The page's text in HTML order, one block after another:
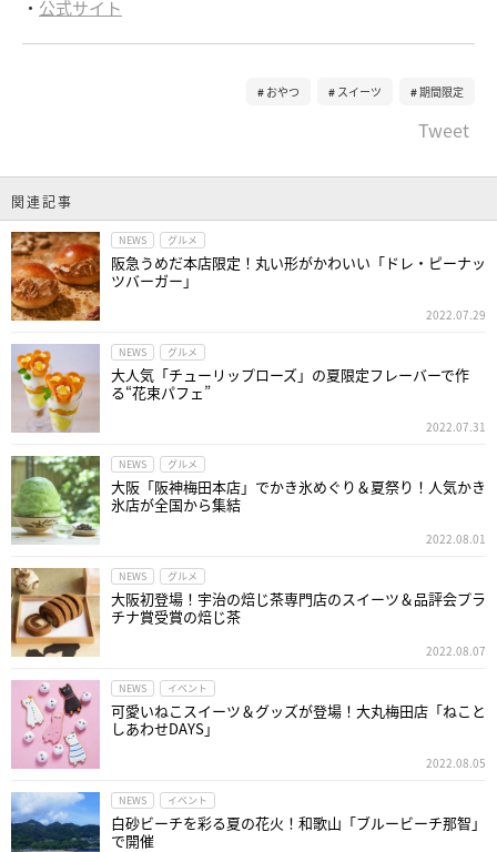
・ 公式サイト
おやつ スイーツ 期間限定
Tweet
関連記事
NEWS グルメ
阪急うめだ本店限定！丸い形がかわいい「ドレ・ピーナッ
ツバーガー」
2022.07.29
NEWS グルメ
大人気「チューリップローズ」の夏限定フレーバーで作
る“花束パフェ”
2022.07.31
NEWS グルメ
大阪「阪神梅田本店」でかき氷めぐり＆夏祭り！人気かき
氷店が全国から集結
2022.08.01
NEWS グルメ
大阪初登場！宇治の焙じ茶専門店のスイーツ＆品評会プラ
チナ賞受賞の焙じ茶
2022.08.07
NEWS イベント
可愛いねこスイーツ＆グッズが登場！大丸梅田店「ねこと
しあわせDAYS」
2022.08.05
NEWS イベント
白砂ビーチを彩る夏の花火！和歌山「ブルービーチ那智」
で開催